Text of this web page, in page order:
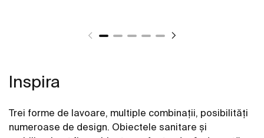
Inspira
Trei forme de lavoare, multiple combinații, posibilități
numeroase de design. Obiectele sanitare și